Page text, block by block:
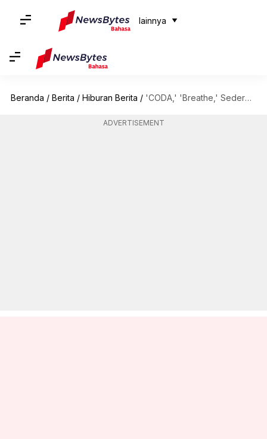
lainnya
Beranda / Berita / Hiburan Berita / 'CODA,' 'Breathe,' Sederet Film Hollywood Tentang Disabilitas
ADVERTISEMENT